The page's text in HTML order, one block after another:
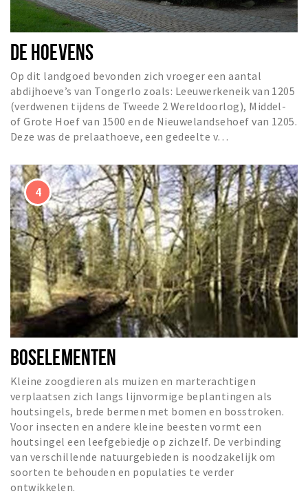
DE HOEVENS
Op dit landgoed bevonden zich vroeger een aantal
abdijhoeve’s van Tongerlo zoals: Leeuwerkeneik van 1205
(verdwenen tijdens de Tweede 2 Wereldoorlog), Middel-
of Grote Hoef van 1500 en de Nieuwelandsehoef van 1205.
Deze was de prelaathoeve, een gedeelte v…
BOSELEMENTEN
Kleine zoogdieren als muizen en marterachtigen
verplaatsen zich langs lijnvormige beplantingen als
houtsingels, brede bermen met bomen en bosstroken.
Voor insecten en andere kleine beesten vormt een
houtsingel een leefgebiedje op zichzelf. De verbinding
van verschillende natuurgebieden is noodzakelijk om
soorten te behouden en populaties te verder
ontwikkelen.